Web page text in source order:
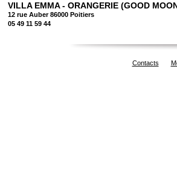
VILLA EMMA - ORANGERIE (GOOD
12 rue Auber 86000 Poitiers
05 49 11 59 44
Contacts